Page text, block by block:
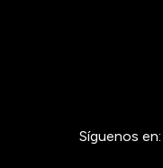
Síguenos en: